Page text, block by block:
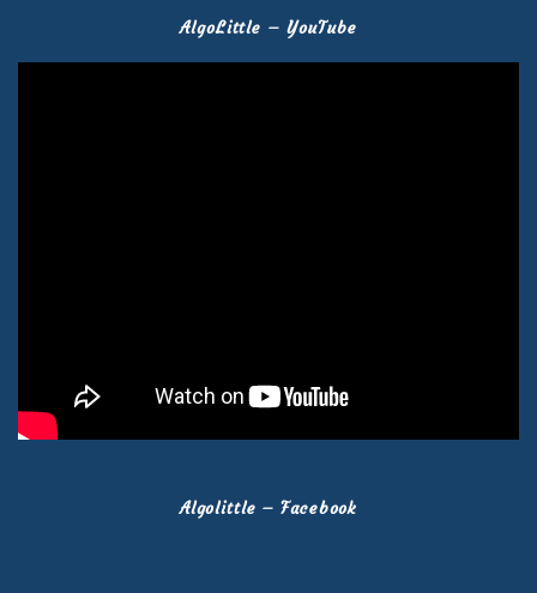
AlgoLittle – YouTube
Algolittle – Facebook